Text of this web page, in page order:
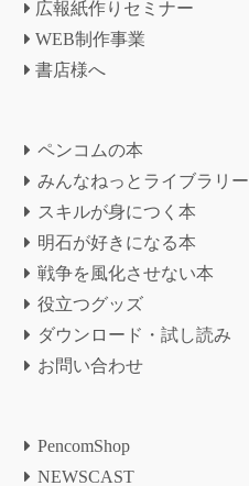
広報紙作りセミナー
WEB制作事業
書店様へ
ペンコムの本
みんなねっとライブラリー
スキルが身につく本
明石が好きになる本
戦争を風化させない本
役立つグッズ
ダウンロード・試し読み
お問い合わせ
PencomShop
NEWSCAST